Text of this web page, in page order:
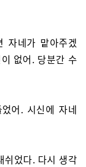
자네가 맡아주겠
없어. 당분간 수
어. 시신에 자네
쉬었다. 다시 생각